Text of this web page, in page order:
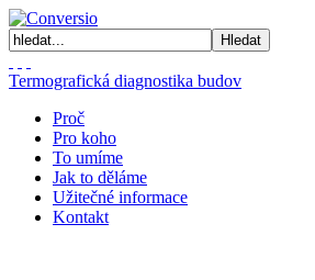
Termografická diagnostika budov
Proč
Pro koho
To umíme
Jak to děláme
Užitečné informace
Kontakt